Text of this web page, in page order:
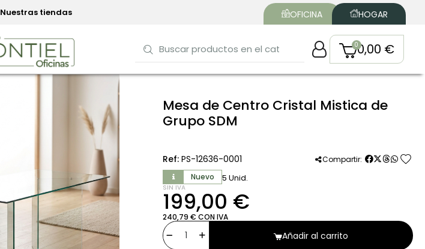
Nuestras tiendas OFICINA HOGAR
0,00 €
Mesa de Centro Cristal Mistica de
Grupo SDM
Ref: PS-12636-0001 Compartir: favorite
Nuevo 5 Unid.
SIN IVA
199,00 €
240,79 € CON IVA
Añadir al carrito